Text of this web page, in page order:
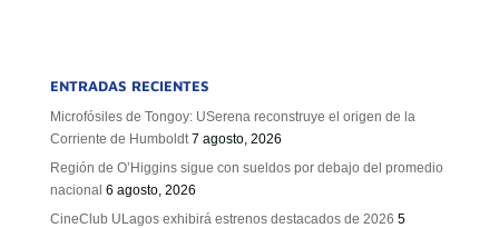
ENTRADAS RECIENTES
Microfósiles de Tongoy: USerena reconstruye el origen de la
Corriente de Humboldt 7 agosto, 2026
Región de O’Higgins sigue con sueldos por debajo del promedio
nacional 6 agosto, 2026
CineClub ULagos exhibirá estrenos destacados de 2026 5